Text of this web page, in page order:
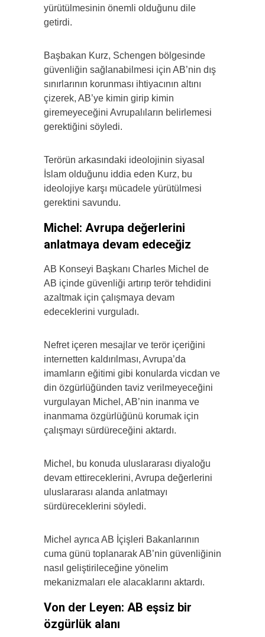
yürütülmesinin önemli olduğunu dile
getirdi.
Başbakan Kurz, Schengen bölgesinde
güvenliğin sağlanabilmesi için AB’nin dış
sınırlarının korunması ihtiyacının altını
çizerek, AB’ye kimin girip kimin
giremeyeceğini Avrupalıların belirlemesi
gerektiğini söyledi.
Terörün arkasındaki ideolojinin siyasal
İslam olduğunu iddia eden Kurz, bu
ideolojiye karşı mücadele yürütülmesi
gerektini savundu.
Michel: Avrupa değerlerini
anlatmaya devam edeceğiz
AB Konseyi Başkanı Charles Michel de
AB içinde güvenliği artırıp terör tehdidini
azaltmak için çalışmaya devam
edeceklerini vurguladı.
Nefret içeren mesajlar ve terör içeriğini
internetten kaldırılması, Avrupa’da
imamların eğitimi gibi konularda vicdan ve
din özgürlüğünden taviz verilmeyeceğini
vurgulayan Michel, AB’nin inanma ve
inanmama özgürlüğünü korumak için
çalışmayı sürdüreceğini aktardı.
Michel, bu konuda uluslararası diyaloğu
devam ettireceklerini, Avrupa değerlerini
uluslararası alanda anlatmayı
sürdüreceklerini söyledi.
Michel ayrıca AB İçişleri Bakanlarının
cuma günü toplanarak AB’nin güvenliğinin
nasıl geliştirileceğine yönelim
mekanizmaları ele alacaklarını aktardı.
Von der Leyen: AB eşsiz bir
özgürlük alanı